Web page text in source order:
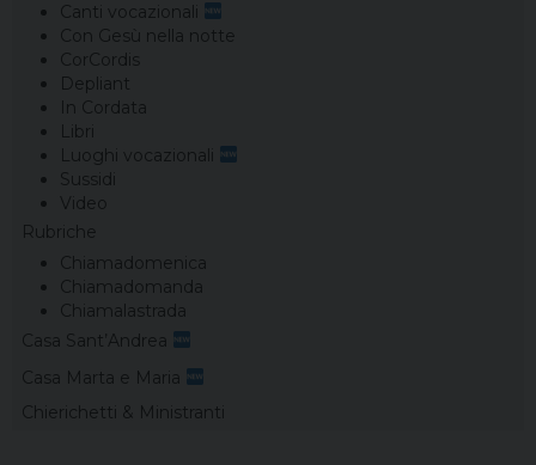
Canti vocazionali
Con Gesù nella notte
CorCordis
Depliant
In Cordata
Libri
Luoghi vocazionali
Sussidi
Video
Rubriche
Chiamadomenica
Chiamadomanda
Chiamalastrada
Casa Sant’Andrea
Casa Marta e Maria
Chierichetti & Ministranti